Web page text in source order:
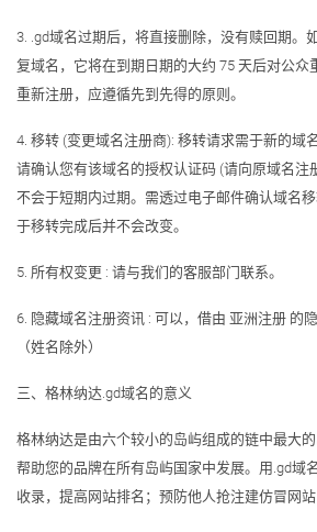
3. .gd域名过期后，将直接删除，没有赎回期。
复域名，它将在到期日期的大约 75 天后对公众
重新注册，应遵循先到先得的原则。
4. 移转 (变更域名注册商): 移转请求需于新的域
请确认您有该域名的授权认证码 (请向原域名注
不会于短期内过期。需透过电子邮件确认域名
于移转完成后并不会改变。
5. 所有权变更 : 请与我们的客服部门联系。
6. 隐藏域名注册资讯 : 可以，借由 亚洲注册 的
（姓名除外）
三、格林纳达.gd域名的意义
格林纳达是由六个较小的岛屿组成的链中最大
帮助您的品牌在所有岛屿国家中发展。用.gd域
收录，提高网站排名；预防他人抢注建仿冒网站